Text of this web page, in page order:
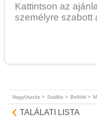
Kattintson az
személyre szabott
NagyUtazás > Szállás > Belföld >
TALÁLATI LISTA